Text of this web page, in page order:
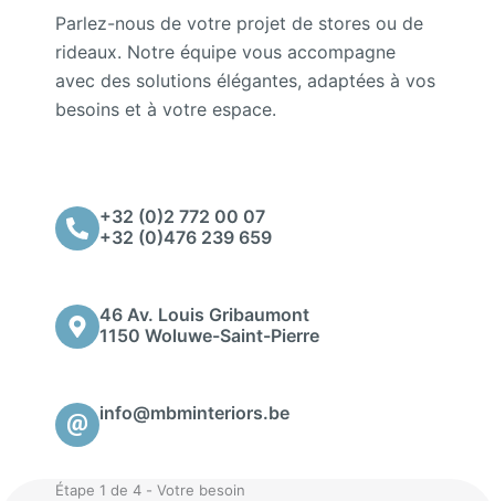
Parlez-nous de votre projet de stores ou de
rideaux. Notre équipe vous accompagne
avec des solutions élégantes, adaptées à vos
besoins et à votre espace.
+32 (0)2 772 00 07
+32 (0)476 239 659
46 Av. Louis Gribaumont
1150 Woluwe-Saint-Pierre
info@mbminteriors.be
Étape 1 de 4 - Votre besoin